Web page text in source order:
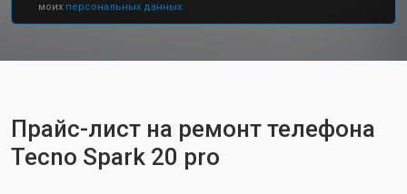
моих персональных данных.
Прайс-лист на ремонт телефона
Tecno Spark 20 pro